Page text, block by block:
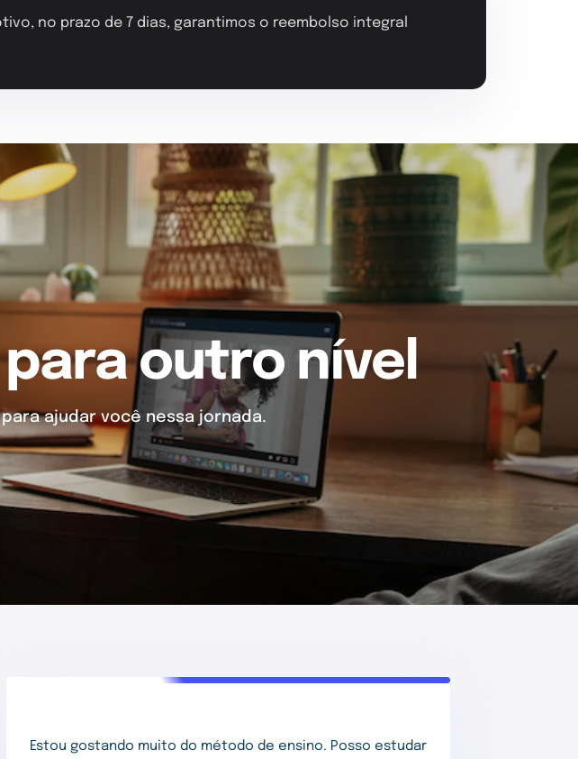
no prazo de 7 dias, garantimos o reembolso integral
outro nível
ajudar você nessa jornada.
Estou gostando muito do método de ensino. Posso estudar